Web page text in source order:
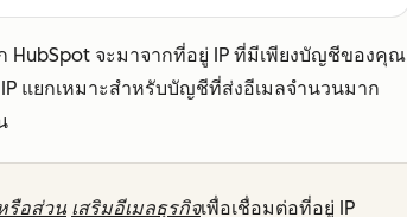
HubSpot จะมาจากที่อยู่ IP ที่มีเพียงบัญชีของคุณ
แยกเหมาะสำหรับบัญชีที่ส่งอีเมลจำนวนมาก
รือส่วน เสริมอีเมลธุรกิจเพื่อเชื่อมต่อที่อยู่ IP